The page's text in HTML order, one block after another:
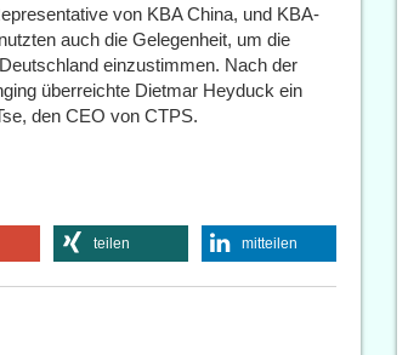
von KBA China, und KBA-
auch die Gelegenheit, um die
einzustimmen. Nach der
überreichte Dietmar Heyduck ein
den CEO von CTPS.
teilen mitteilen